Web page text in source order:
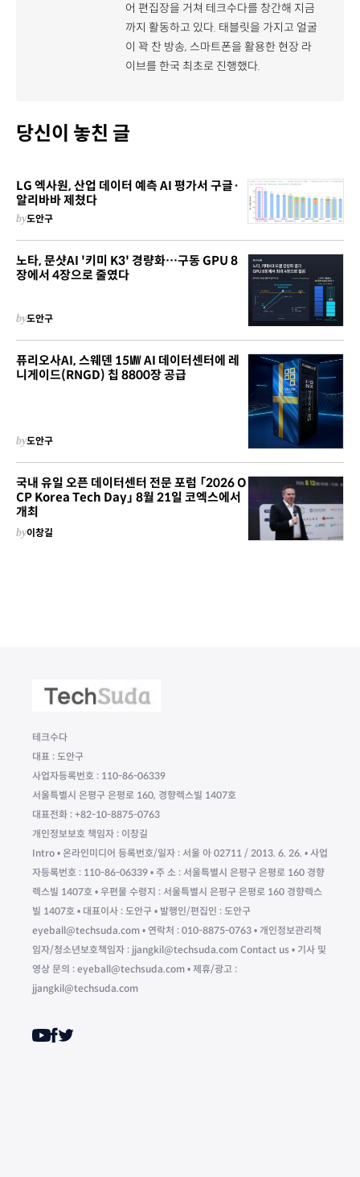
어 편집장을 거쳐 테크수다를 창간해 지금
까지 활동하고 있다. 태블릿을 가지고 얼굴
이 꽉 찬 방송, 스마트폰을 활용한 현장 라
이브를 한국 최초로 진행했다.
당신이 놓친 글
LG 엑사원, 산업 데이터 예측 AI 평가서 구글·
알리바바 제쳤다
by도안구
노타, 문샷AI '키미 K3' 경량화…구동 GPU 8
장에서 4장으로 줄였다
by도안구
퓨리오사AI, 스웨덴 15㎿ AI 데이터센터에 레
니게이드(RNGD) 칩 8800장 공급
by도안구
국내 유일 오픈 데이터센터 전문 포럼 「2026 O
CP Korea Tech Day」 8월 21일 코엑스에서
개최
by이창길
테크수다
대표 : 도안구
사업자등록번호 : 110-86-06339
서울특별시 은평구 은평로 160, 경향렉스빌 1407호
대표전화 : +82-10-8875-0763
개인정보보호 책임자 : 이창길
Intro • 온라인미디어 등록번호/일자 : 서울 아 02711 / 2013. 6. 26. • 사업
자등록번호 : 110-86-06339 • 주 소 : 서울특별시 은평구 은평로 160 경향
렉스빌 1407호 • 우편물 수령지 : 서울특별시 은평구 은평로 160 경향렉스
빌 1407호 • 대표이사 : 도안구 • 발행인/편집인 : 도안구
eyeball@techsuda.com • 연락처 : 010-8875-0763 • 개인정보관리책
임자/청소년보호책임자 : jjangkil@techsuda.com Contact us • 기사 및
영상 문의 : eyeball@techsuda.com • 제휴/광고 :
jjangkil@techsuda.com